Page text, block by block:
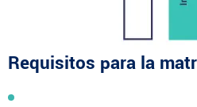
Requisitos para la